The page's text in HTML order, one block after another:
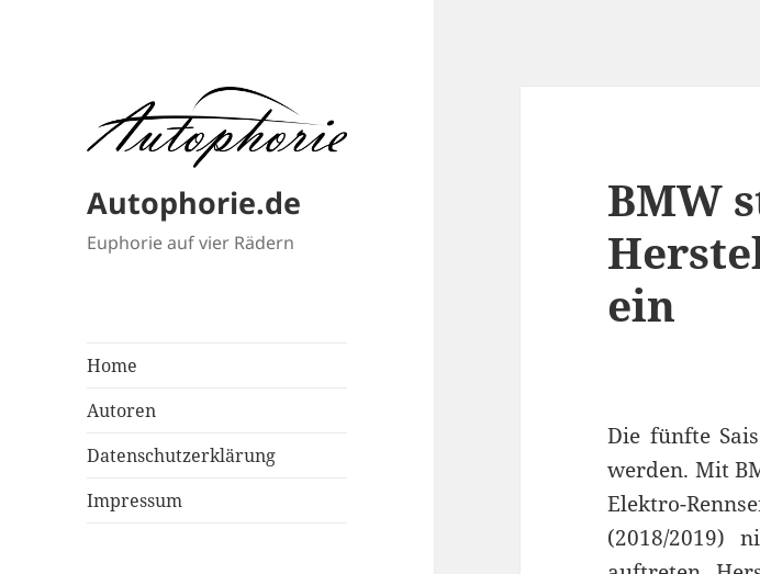
Autophorie.de
Euphorie auf vier Rädern
Home
Autoren
Datenschutzerklärung
Impressum
BMW
ein
Die fünfte
werden. Mit
Elektro-
(2018/2019)